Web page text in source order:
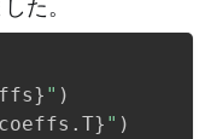
} " )
coeffs . T} " )